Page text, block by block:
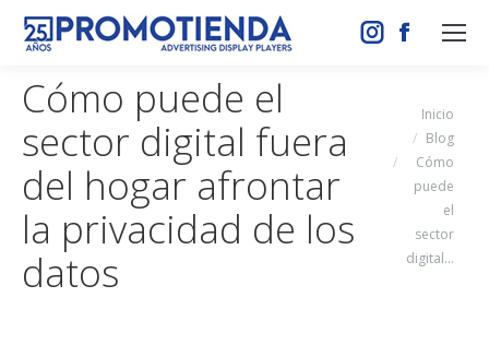
Instagram
new
window
Facebook
new
window
Cómo puede el
sector digital fuera
del hogar afrontar
la privacidad de los
datos
Estás aquí:
Inicio
Blog
Cómo
puede
el
sector
digital…